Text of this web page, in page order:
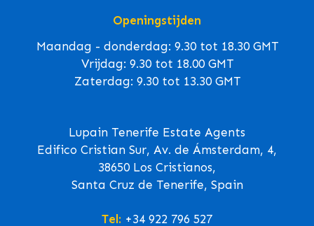
Openingstijden
Maandag - donderdag: 9.30 tot 18.30 GMT
Vrijdag: 9.30 tot 18.00 GMT
Zaterdag: 9.30 tot 13.30 GMT
Lupain Tenerife Estate Agents
Edifico Cristian Sur, Av. de Ámsterdam, 4,
38650 Los Cristianos,
Santa Cruz de Tenerife, Spain
Tel: +34 922 796 527